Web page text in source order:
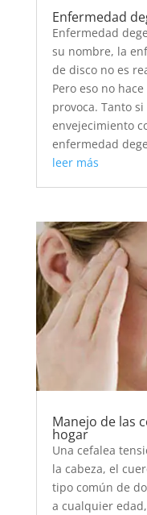
Enfermedad
Enfermedad
su nombre, la
de disco no es
Pero eso no
provoca. Tanto
envejecimiento
enfermedad
leer más
Manejo de las
hogar
Una cefalea
la cabeza, el
tipo común de
a cualquier